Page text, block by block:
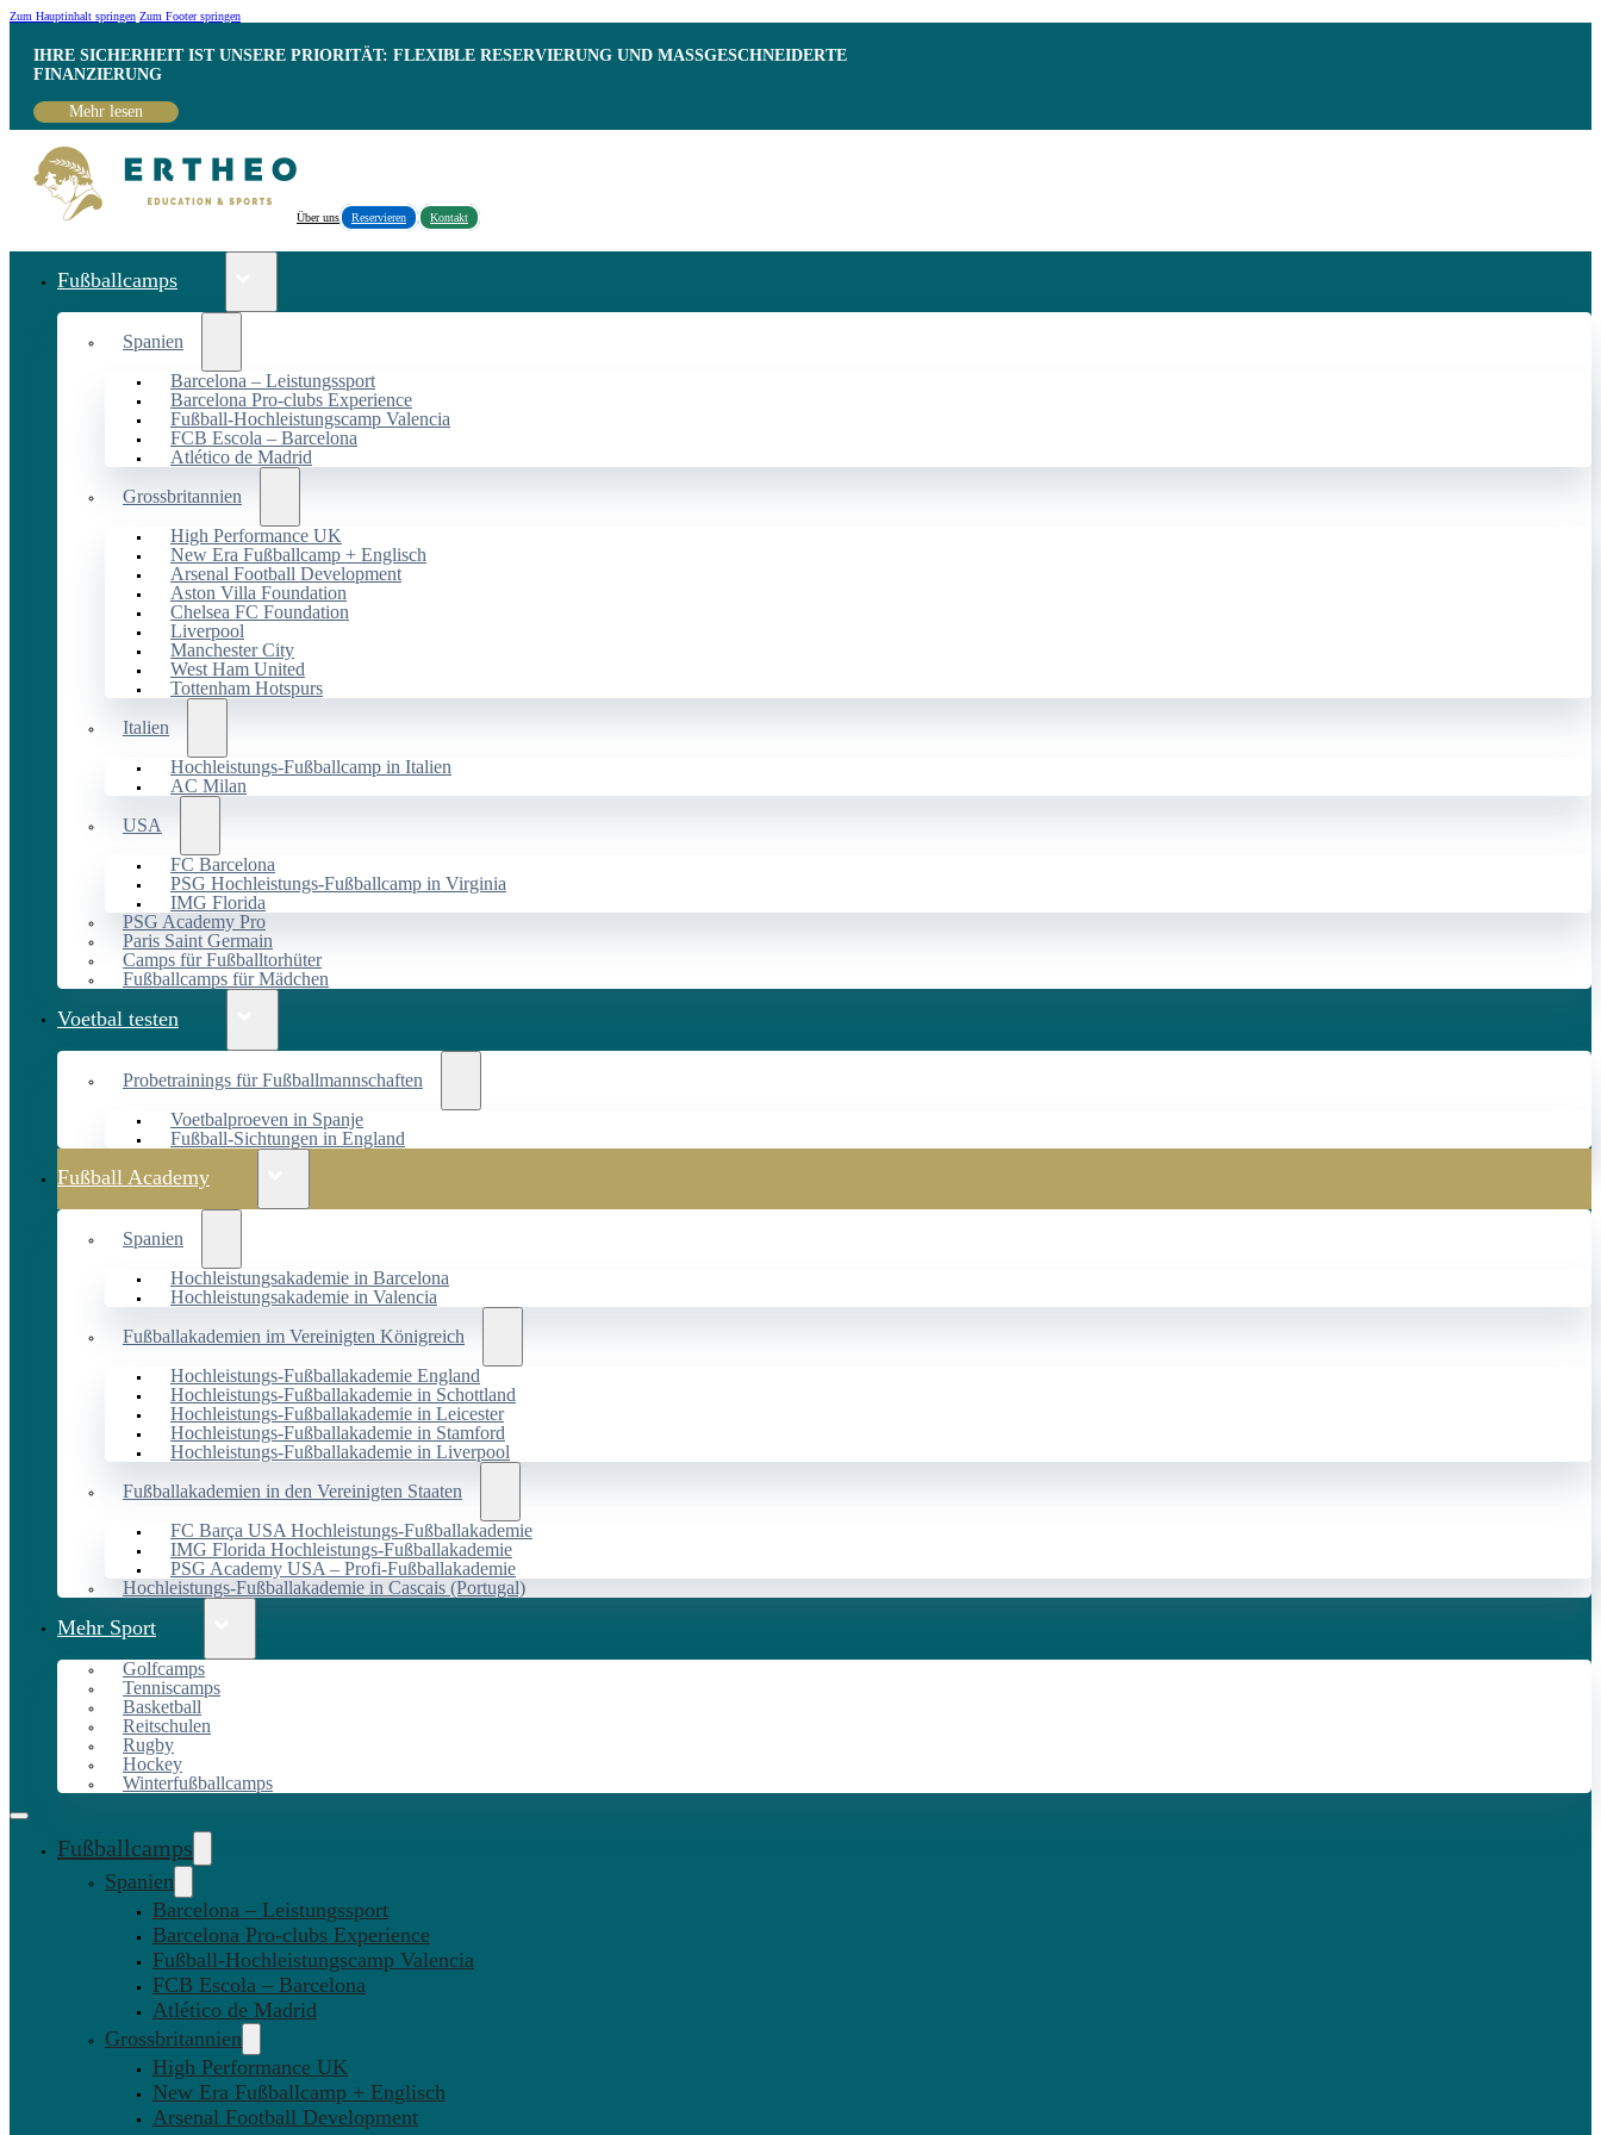
Zum Hauptinhalt springen Zum Footer springen
IHRE SICHERHEIT IST UNSERE PRIORITÄT: FLEXIBLE RESERVIERUNG UND MASSGESCHNEIDERTE F
INANZIERUNG
Mehr lesen
Über uns Reservieren Kontakt
Fußballcamps
Spanien
Barcelona – Leistungssport
Barcelona Pro-clubs Experience
Fußball-Hochleistungscamp Valencia
FCB Escola – Barcelona
Atlético de Madrid
Grossbritannien
High Performance UK
New Era Fußballcamp + Englisch
Arsenal Football Development
Aston Villa Foundation
Chelsea FC Foundation
Liverpool
Manchester City
West Ham United
Tottenham Hotspurs
Italien
Hochleistungs-Fußballcamp in Italien
AC Milan
USA
FC Barcelona
PSG Hochleistungs-Fußballcamp in Virginia
IMG Florida
PSG Academy Pro
Paris Saint Germain
Camps für Fußballtorhüter
Fußballcamps für Mädchen
Voetbal testen
Probetrainings für Fußballmannschaften
Voetbalproeven in Spanje
Fußball-Sichtungen in England
Fußball Academy
Spanien
Hochleistungsakademie in Barcelona
Hochleistungsakademie in Valencia
Fußballakademien im Vereinigten Königreich
Hochleistungs-Fußballakademie England
Hochleistungs-Fußballakademie in Schottland
Hochleistungs-Fußballakademie in Leicester
Hochleistungs-Fußballakademie in Stamford
Hochleistungs-Fußballakademie in Liverpool
Fußballakademien in den Vereinigten Staaten
FC Barça USA Hochleistungs-Fußballakademie
IMG Florida Hochleistungs-Fußballakademie
PSG Academy USA – Profi-Fußballakademie
Hochleistungs-Fußballakademie in Cascais (Portugal)
Mehr Sport
Golfcamps
Tenniscamps
Basketball
Reitschulen
Rugby
Hockey
Winterfußballcamps
Fußballcamps
Spanien
Barcelona – Leistungssport
Barcelona Pro-clubs Experience
Fußball-Hochleistungscamp Valencia
FCB Escola – Barcelona
Atlético de Madrid
Grossbritannien
High Performance UK
New Era Fußballcamp + Englisch
Arsenal Football Development